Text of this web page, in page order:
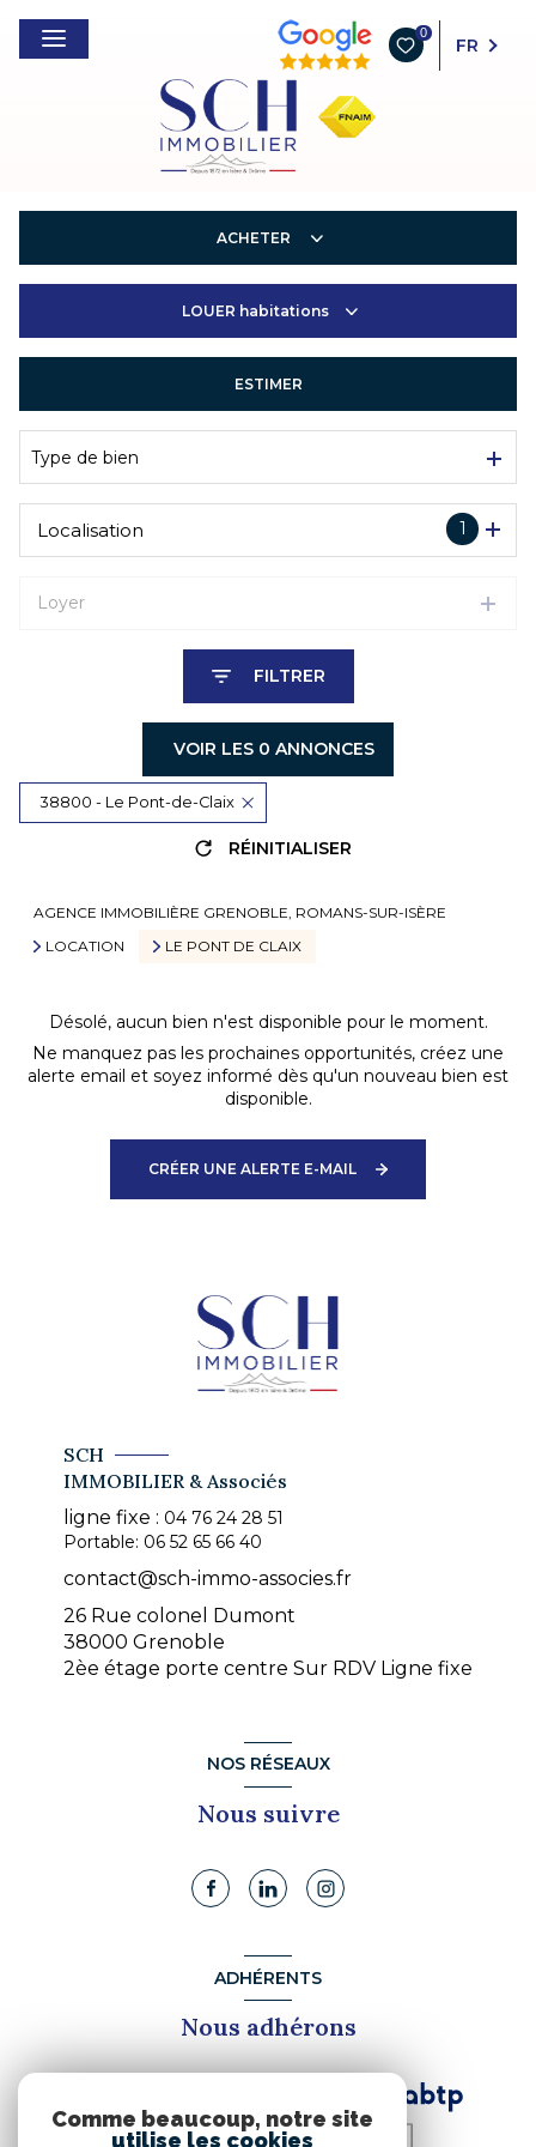
0
FR
ACHETER
Entreprises
LOUER habitations
Entreprises
ESTIMER
Type de bien
1
Localisation
Loyer
FILTRER
VOIR LES 0 ANNONCES
38800 - Le Pont-de-Claix
RÉINITIALISER
AGENCE IMMOBILIÈRE GRENOBLE, ROMANS-SUR-ISÈRE
LOCATION
LE PONT DE CLAIX
Désolé, aucun bien n'est disponible pour le moment.
Ne manquez pas les prochaines opportunités, créez une
alerte email et soyez informé dès qu'un nouveau bien est
disponible.
CRÉER UNE ALERTE E-MAIL
SCH
IMMOBILIER & Associés
ligne fixe : 04 76 24 28 51
Portable: 06 52 65 66 40
contact@sch-immo-associes.fr
26 Rue colonel Dumont
38000 Grenoble
2èe étage porte centre Sur RDV Ligne fixe
NOS RÉSEAUX
Nous suivre
ADHÉRENTS
Nous adhérons
Comme beaucoup, notre site
utilise les cookies